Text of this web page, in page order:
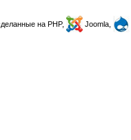
на PHP, Joomla,